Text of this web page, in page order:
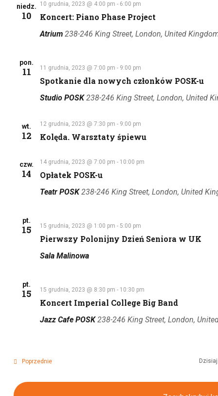
niedz.
10 Koncert: Piano Phase Project
10 grudnia, 2023 @ 4:00 pm - 6:00 pm
Atrium 238-246 King Street, London, United
pon.
11
Spotkanie dla nowych członków POSK-u
11 grudnia, 2023 @ 7:00 pm - 9:00 pm
Studio POSK238-246 King Street, London, United
wt.
12 Kolęda. Warsztaty śpiewu
12 grudnia, 2023 @ 7:30 pm - 9:00 pm
czw.
14 Opłatek POSK-u
14 grudnia, 2023 @ 7:00 pm - 10:00 pm
Teatr POSK238-246 King Street, London, United
pt.
15
Pierwszy Polonijny Dzień Seniora w UK
15 grudnia, 2023 @ 1:00 pm - 5:00 pm
Sala Malinowa
pt.
15
Koncert Imperial College Big Band
15 grudnia, 2023 @ 8:30 pm - 10:30 pm
Jazz Cafe POSK238-246 King Street, London,
PoprzednieWydarzenia Dzisiaj